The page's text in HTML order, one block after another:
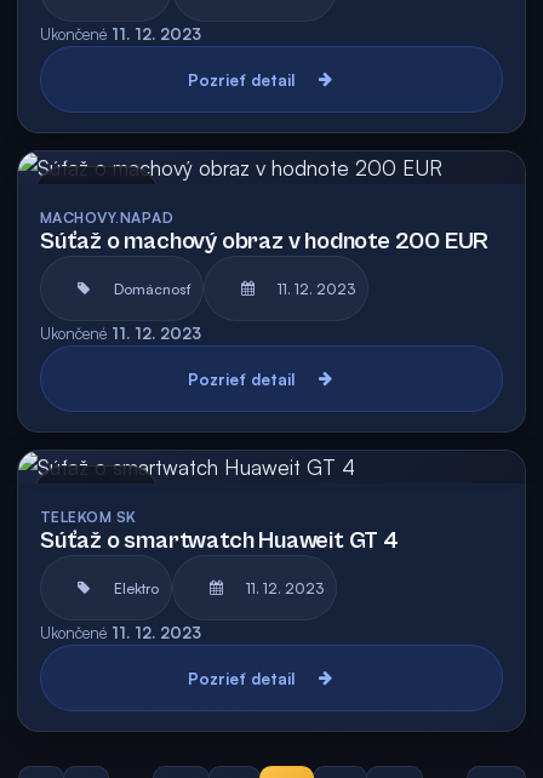
Ukončené 11. 12. 2023
Pozrieť detail
MACHOVY.NAPAD
Súťaž o machový obraz v hodnote 200 EUR
Domácnosť 11. 12. 2023
Ukončené 11. 12. 2023
Pozrieť detail
TELEKOM SK
Súťaž o smartwatch Huaweit GT 4
Elektro 11. 12. 2023
Ukončené 11. 12. 2023
Pozrieť detail